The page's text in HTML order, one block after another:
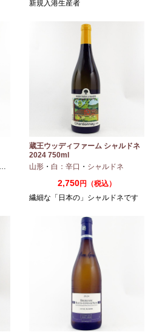
新規入港生産者
シャルドネ
蔵王ウッディファーム シャルドネ
2024 750ml
山形 ・ 白：辛口 ・ シャルドネ
2,750円（税込）
繊細な「日本の」シャルドネです